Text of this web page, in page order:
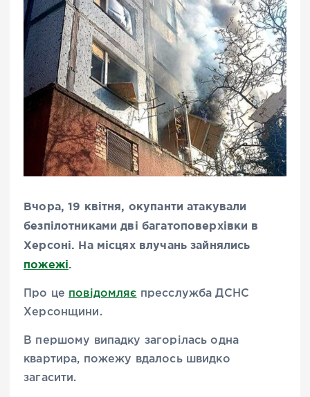
Вчора, 19 квітня, окупанти атакували
безпілотниками дві багатоповерхівки в
Херсоні. На місцях влучань зайнялись
пожежі.
Про це повідомляє пресслужба ДСНС
Херсонщини.
В першому випадку загорілась одна
квартира, пожежу вдалось швидко
загасити.